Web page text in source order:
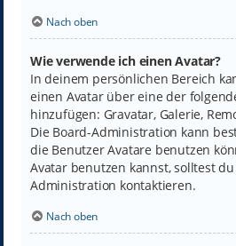
Nach oben
Wie verwende ich einen Avatar?
In deinem persönlichen Bereich
einen Avatar über eine der
hinzufügen: Gravatar, Galerie,
Die Board-Administration kann
die Benutzer Avatare benutzen
Avatar benutzen kannst, solltest
Administration kontaktieren.
Nach oben